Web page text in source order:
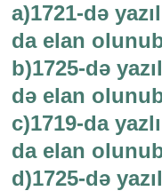
a)1721-də
da elan
b)1725-də
də elan
c)1719-da
da elan
d)1725-də